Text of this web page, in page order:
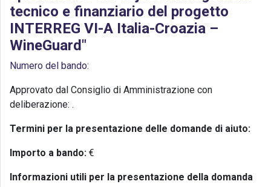
tecnico e finanziario del progetto
INTERREG VI-A Italia-Croazia –
WineGuard"
Numero del bando:
Approvato dal Consiglio di Amministrazione con
deliberazione: .
Termini per la presentazione delle domande di aiuto:
Importo a bando: €
Informazioni utili per la presentazione della domanda